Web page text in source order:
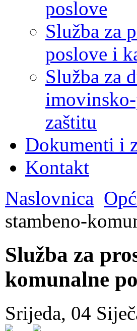
poslove
Služba za
poslove i
Služba za
zaštitu
Dokumenti i
Kontakt
Naslovnica
stambeno-
Služba za
komunalne
Srijeda, 04